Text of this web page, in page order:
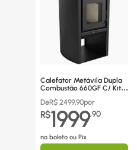
Calefator Metávila Dupla
Combustão 660GF C/ Kit
DeR$ 2499,90por
R$1999,90
no boleto ou Pix